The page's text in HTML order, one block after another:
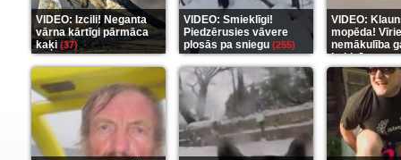
VIDEO: Izcili! Neganta
vārna kārtīgi pārmāca
kaķi(37)
VIDEO: Smieklīgi!
Piedzērusies vāvere
plosās pa sniegu (255)
VIDEO:
mopēda!
nemākulība
beidzās ar
(289)